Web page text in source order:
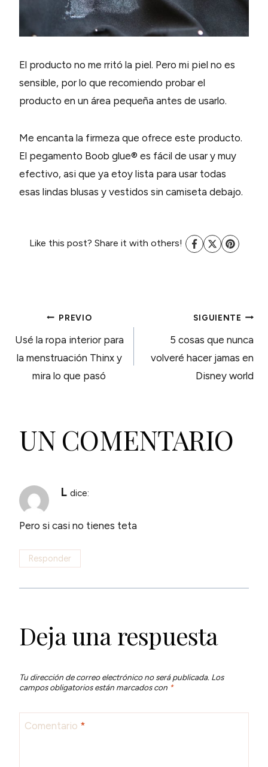
El producto no me rritó la piel. Pero mi piel no es
sensible, por lo que recomiendo probar el
producto en un área pequeña antes de usarlo.
Me encanta la firmeza que ofrece este producto.
El pegamento Boob glue® es fácil de usar y muy
efectivo, asi que ya etoy lista para usar todas
esas lindas blusas y vestidos sin camiseta debajo.
Like this post? Share it with others!
NAVEGACIÓN
DE
PREVIO
Usé la ropa interior para
la menstruación Thinx y
mira lo que pasó
SIGUIENTE
5 cosas que nunca
volveré hacer jamas en
Disney world
UN COMENTARIO
L dice:
Pero si casi no tienes teta
Responder
Deja una respuesta
Tu dirección de correo electrónico no será publicada. Los
campos obligatorios están marcados con *
Comentario *